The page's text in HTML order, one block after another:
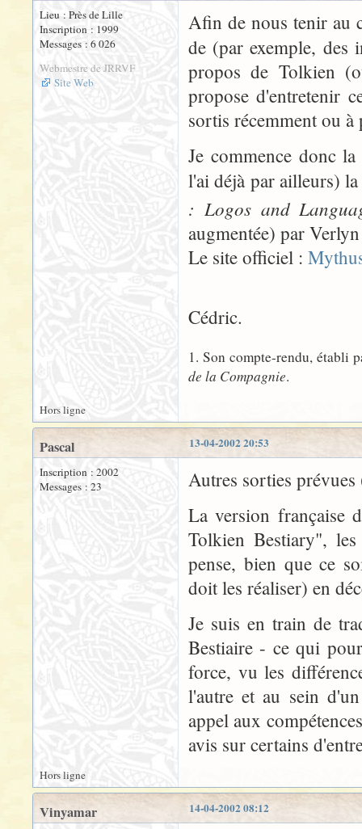
Lieu : Près de Lille
Inscription : 1999
Messages : 6 026
Webmestre de JRRVF
Site Web
Afin de nous tenir au
de (par exemple, des
propos de Tolkien
propose d'entretenir
sortis récemment ou à
Je commence donc
l'ai déjà par ailleurs)
: Logos and
augmentée) par
Le site officiel :
Cédric.
1. Son compte-rendu, établi
de la Compagnie.
Hors ligne
13-04-2002 20:53
Pascal
Inscription : 2002
Messages : 23
Autres sorties
La version française
Tolkien Bestiary",
pense, bien que ce
doit les réaliser) en
Je suis en train de
Bestiaire - ce qui
force, vu les
l'autre et au sein
appel aux
avis sur certains
Hors ligne
14-04-2002 08:12
Vinyamar